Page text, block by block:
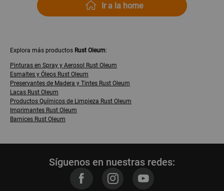
Ir a la home
Explora más productos Rust Oleum:
Pinturas en Spray y Aerosol Rust Oleum
Esmaltes y Óleos Rust Oleum
Preservantes de Madera y Tintes Rust Oleum
Lacas Rust Oleum
Productos Químicos de Limpieza Rust Oleum
Imprimantes Rust Oleum
Barnices Rust Oleum
Síguenos en nuestras redes: